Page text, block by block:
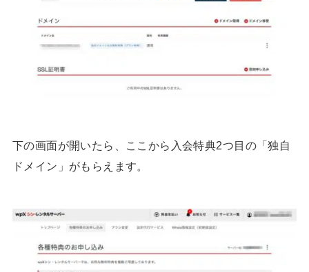
下の画面が開いたら、ここから入会特典2つ目の「独自
ドメイン」がもらえます。